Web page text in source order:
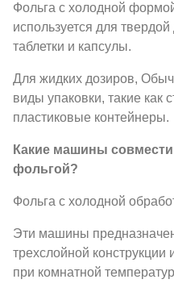
Фольга с холодной
используется для твердой
таблетки и капсулы.
Для жидких дозиров,
виды упаковки, такие как
пластиковые контейнеры.
Какие машины
фольгой?
Фольга с холодной
Эти машины
трехслойной
при комнатной